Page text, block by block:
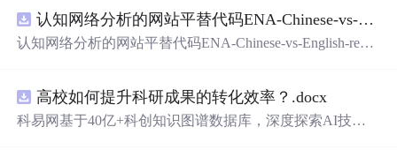
新领域的AI+数智化解决方案，推动科技创新与产业创新
智能化发展。
认知网络分析的网站平替代码ENA-Chinese-vs-English-reproducible.zip
认知网络分析的网站平替代码ENA-Chinese-vs-English-repro
高校如何提升科研成果的转化效率？.docx
科易网基于40亿+科创知识图谱数据库，深度探索AI技术